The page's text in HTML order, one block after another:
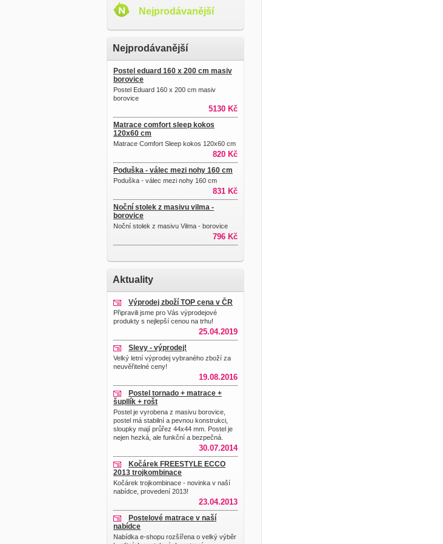
Nejprodávanější
Nejprodávanější
Postel eduard 160 x 200 cm masiv
borovice
Postel Eduard 160 x 200 cm masiv
borovice
5130 Kč
Matrace comfort sleep kokos
120x60 cm
Matrace Comfort Sleep kokos 120x60 cm
820 Kč
Poduška - válec mezi nohy 160 cm
Poduška - válec mezi nohy 160 cm
831 Kč
Noční stolek z masivu vilma -
borovice
Noční stolek z masivu Vilma - borovice
796 Kč
Aktuality
Výprodej zboží TOP cena v ČR
Připravili jsme pro Vás výprodejové
produkty s nejlepší cenou na trhu!
25.04.2019
Slevy - výprodej!
Velký letní výprodej vybraného zboží za
neuvěřitelné ceny!
19.08.2016
Postel tornado + matrace +
šupllík + rošt
Postel je vyrobena z masivu borovice,
postel má stabilní a pevnou konstrukci,
sloupky mají průřez 44x44 mm. Postel je
nejen hezká, ale funkční a bezpečná.
30.07.2014
Kočárek FREESTYLE ECCO
2013 trojkombinace
Kočárek trojkombinace - novinka v naší
nabídce, provedení 2013!
23.04.2013
Postelové matrace v naší
nabídce
Nabídka e-shopu rozšířena o velký výběr